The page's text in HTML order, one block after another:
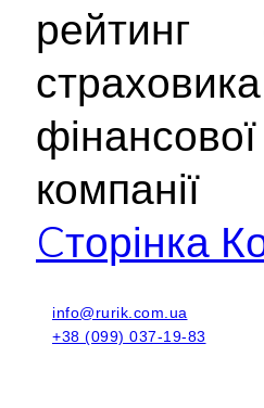
рейтинг
компанії
Cторінка
info@rurik.com.ua
+38 (099) 037-19-83